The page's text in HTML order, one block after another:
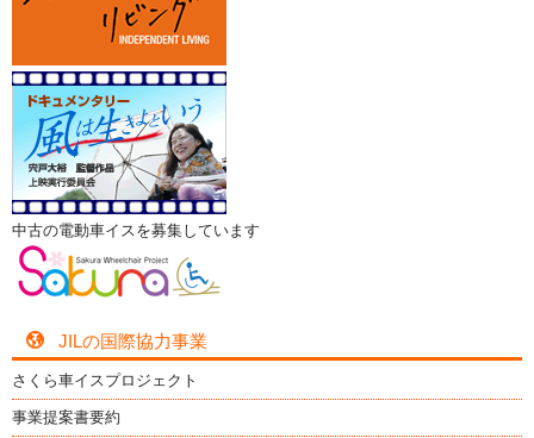
中古の電動車イスを募集しています
JILの国際協力事業
さくら車イスプロジェクト
事業提案書要約